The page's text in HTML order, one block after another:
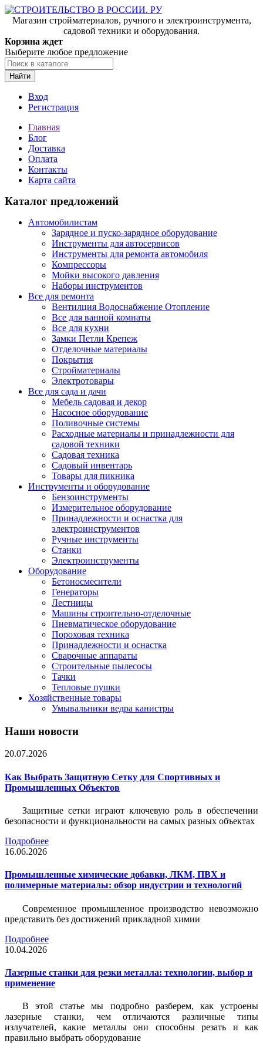
Магазин стройматериалов, ручного и электроинструмента,
садовой техники и оборудования.
Корзина ждет
Выберите любое предложение
Найти
Вход
Регистрация
Главная
Блог
Доставка
Оплата
Контакты
Карта сайта
Каталог предложений
Автомобилистам
Зарядное и пуско-зарядное оборудование
Инструменты для автосервисов
Инструменты для ремонта автомобиля
Компрессоры
Мойки высокого давления
Наборы инструментов
Все для ремонта
Вентилция Водоснабжение Отопление
Все для ванной комнаты
Все для кухни
Замки Петли Крепеж
Отделочные материалы
Покрытия
Стройматериалы
Электротовары
Все для сада и дачи
Мебель садовая и декор
Насосное оборудование
Поливочные системы
Расходные материалы и принадлежности для
садовой техники
Садовая техника
Садовый инвентарь
Товары для пикника
Инструменты и оборудование
Бензоинструменты
Измерительное оборудование
Принадлежности и оснастка для
электроинструментов
Ручные инструменты
Станки
Электроинструменты
Оборудование
Бетоносмесители
Генераторы
Лестницы
Машины строительно-отделочные
Пневматическое оборудование
Пороховая техника
Принадлежности и оснастка
Сварочные аппараты
Строительные пылесосы
Тачки
Тепловые пушки
Хозяйственные товары
Умывальники ведра канистры
Наши новости
20.07.2026
Как Выбрать Защитную Сетку для Спортивных и
Промышленных Объектов
Защитные сетки играют ключевую роль в обеспечении
безопасности и функциональности на самых разных объектах
Подробнее
16.06.2026
Промышленные химические добавки, ЛКМ, ПВХ и
полимерные материалы: обзор индустрии и технологий
Современное промышленное производство невозможно
представить без достижений прикладной химии
Подробнее
10.04.2026
Лазерные станки для резки металла: технологии, выбор и
применение
В этой статье мы подробно разберем, как устроены
лазерные станки, чем отличаются различные типы
излучателей, какие металлы они способны резать и как
правильно выбрать оборудование